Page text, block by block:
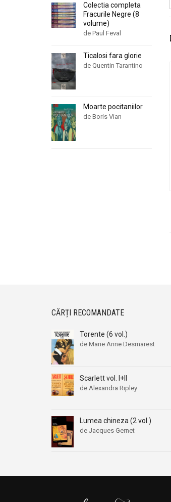
Colectia completa
Fracurile Negre (8
volume)
de Paul Feval
Ticalosi fara glorie
de Quentin Tarantino
Moarte pocitaniilor
de Boris Vian
CĂRȚI RECOMANDATE
Torente (6 vol.)
de Marie Anne Desmarest
Scarlett vol. I+II
de Alexandra Ripley
Lumea chineza (2 vol.)
de Jacques Gernet